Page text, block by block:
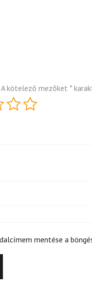
A kötelező mezőket *
mentése a